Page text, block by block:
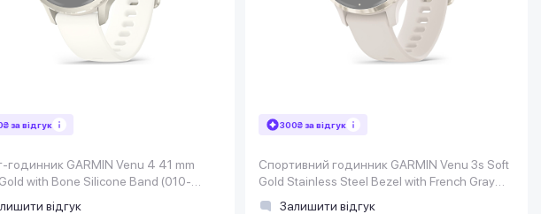
за відгук
годинник GARMIN Venu 4 41 mm
with Bone Silicone Band (010-
відгук
300₴ за відгук
Спортивний годинник GARMIN Venu 3s Soft
Gold Stainless Steel Bezel with French Gray
Case and Silicone Band
Залишити відгук